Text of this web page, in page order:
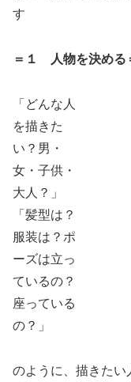
す
＝１ 人物を決める
「どんな人
を描きた
い？男・
女・子供・
大人？」
「髪型は？
服装は？ポ
ーズは立っ
ているの？
座っている
の？」
のように、描きたい